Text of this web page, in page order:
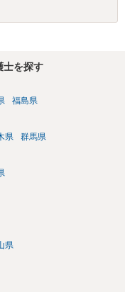
士を探す
福島県
県 群馬県
県